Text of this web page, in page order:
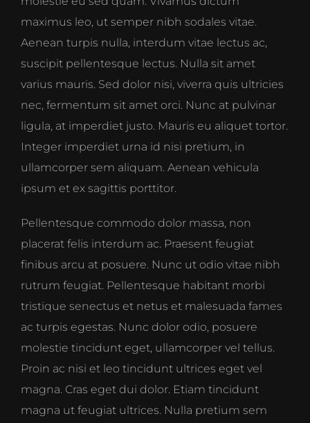
maximus leo, ut semper nibh sodales vitae.
Aenean turpis nulla, interdum vitae lectus ac,
suscipit pellentesque lectus. Nulla sit amet
varius mauris. Sed dolor nisi, viverra quis ultricies
nec, fermentum sit amet orci. Nunc at pulvinar
ligula, at imperdiet justo. Mauris eu aliquet tortor.
Integer imperdiet urna id nisi pretium, in
ullamcorper sem aliquam. Aenean vehicula
ipsum et ex sagittis porttitor.
Pellentesque commodo dolor massa, non
placerat felis interdum ac. Praesent feugiat
finibus arcu at posuere. Nunc ut odio vitae nibh
rutrum feugiat. Pellentesque habitant morbi
tristique senectus et netus et malesuada fames
ac turpis egestas. Nunc dolor odio, posuere
molestie tincidunt eget, ullamcorper vel tellus.
Proin ac nisi et leo tincidunt ultrices eget vel
magna. Cras eget dui dolor. Etiam tincidunt
magna ut feugiat ultrices. Nulla pretium sem